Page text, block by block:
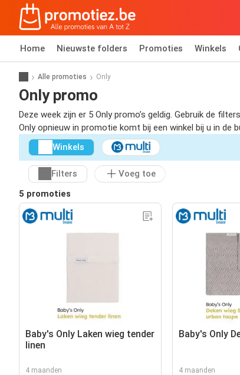
Home Nieuwste folders Promoties Winkels
Alle promoties Only
Only promo
Deze week zijn er 5 Only promo’s geldig. Gebruik de
Only opnieuw in promotie komt bij een winkel bij u in de
Winkels
Filters
Voeg toe
5 promoties
Baby's Only Laken wieg tender
linen
4 maanden
Baby's Only
4 maanden